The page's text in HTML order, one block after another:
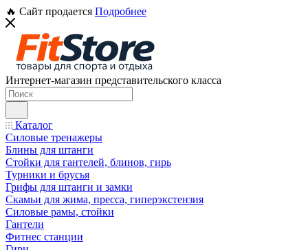
🔥 Сайт продается Подробнее
Интернет-магазин представительского класса
Каталог
Силовые тренажеры
Блины для штанги
Стойки для гантелей, блинов, гирь
Турники и брусья
Грифы для штанги и замки
Скамьи для жима, пресса, гиперэкстензия
Силовые рамы, стойки
Гантели
Фитнес станции